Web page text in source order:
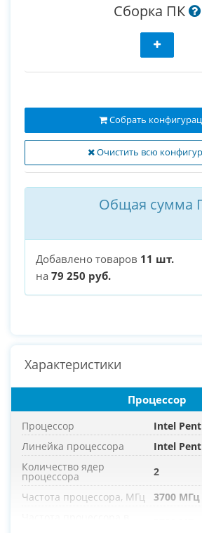
Сборка ПК
Очистить всю
Собрать
Общая сумма
Добавлено товаров 11 шт.
на 79 250 руб.
Характеристики
Процессор
Процессор
Intel
Линейка процессора
Intel
Количество ядер
процессора
2
Частота процессора, МГц
3700 МГц